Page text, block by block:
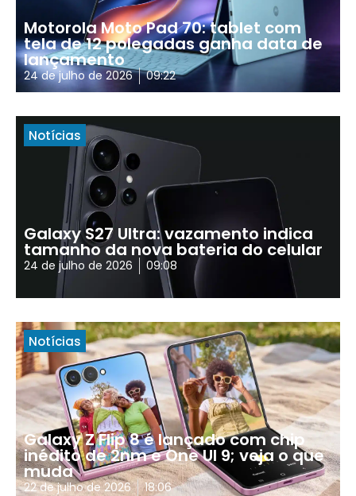
Motorola Moto Pad 70: tablet com
tela de 12 polegadas ganha data de
lançamento
24 de julho de 2026 09:22
Notícias
Galaxy S27 Ultra: vazamento indica
tamanho da nova bateria do celular
24 de julho de 2026 09:08
Notícias
Galaxy Z Flip 8 é lançado com chip
inédito de 2nm e One UI 9; veja o que
muda
22 de julho de 2026 18:06